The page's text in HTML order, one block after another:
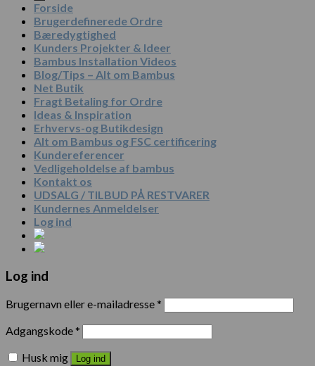
Forside
Brugerdefinerede Ordre
Bæredygtighed
Kunders Projekter & Ideer
Bambus Installation Videos
Blog/Tips – Alt om Bambus
Net Butik
Fragt Betaling for Ordre
Ideas & Inspiration
Erhvervs-og Butikdesign
Alt om Bambus og FSC certificering
Kundereferencer
Vedligeholdelse af bambus
Kontakt os
UDSALG / TILBUD PÅ RESTVARER
Kundernes Anmeldelser
Log ind
Log ind
Brugernavn eller e-mailadresse*
Adgangskode*
Husk mig
Log ind